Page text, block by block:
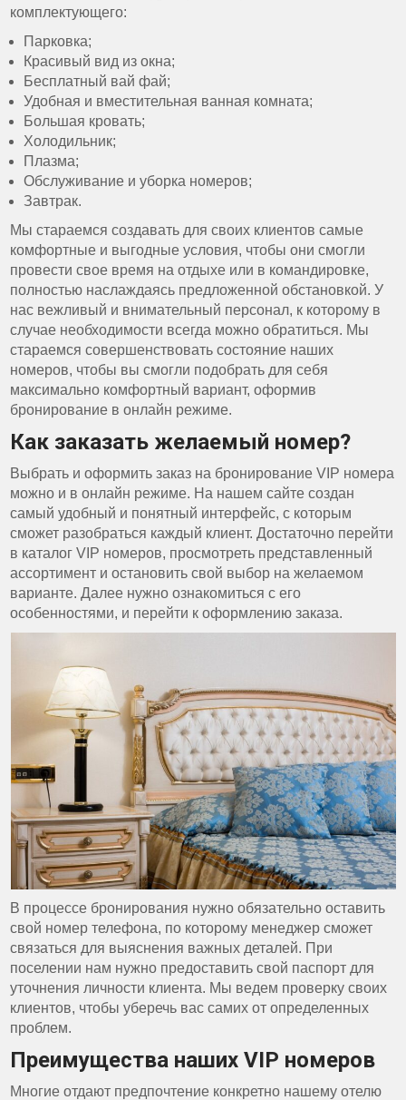
комплектующего:
Парковка;
Красивый вид из окна;
Бесплатный вай фай;
Удобная и вместительная ванная комната;
Большая кровать;
Холодильник;
Плазма;
Обслуживание и уборка номеров;
Завтрак.
Мы стараемся создавать для своих клиентов самые
комфортные и выгодные условия, чтобы они смогли
провести свое время на отдыхе или в командировке,
полностью наслаждаясь предложенной обстановкой. У
нас вежливый и внимательный персонал, к которому в
случае необходимости всегда можно обратиться. Мы
стараемся совершенствовать состояние наших
номеров, чтобы вы смогли подобрать для себя
максимально комфортный вариант, оформив
бронирование в онлайн режиме.
Как заказать желаемый номер?
Выбрать и оформить заказ на бронирование VIP номера
можно и в онлайн режиме. На нашем сайте создан
самый удобный и понятный интерфейс, с которым
сможет разобраться каждый клиент. Достаточно перейти
в каталог VIP номеров, просмотреть представленный
ассортимент и остановить свой выбор на желаемом
варианте. Далее нужно ознакомиться с его
особенностями, и перейти к оформлению заказа.
В процессе бронирования нужно обязательно оставить
свой номер телефона, по которому менеджер сможет
связаться для выяснения важных деталей. При
поселении нам нужно предоставить свой паспорт для
уточнения личности клиента. Мы ведем проверку своих
клиентов, чтобы уберечь вас самих от определенных
проблем.
Преимущества наших VIP номеров
Многие отдают предпочтение конкретно нашему отелю